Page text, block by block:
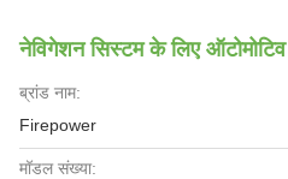
नेविगेशन सिस्टम के लिए
ब्रांड नाम:
Firepower
मॉडल संख्या: